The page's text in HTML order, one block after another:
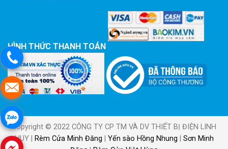
HÌNH THỨC THANH TOÁN
Copyright © 2022 CÔNG TY CP TM VÀ DV THIẾT BỊ ĐIỆN LINH
HUY |
Rèm Cửa Minh Đăng Yến sào Hồng Nhung
Sơn Minh